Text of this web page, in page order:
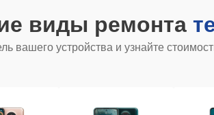
виды ремонта
вашего устройства и узнайте